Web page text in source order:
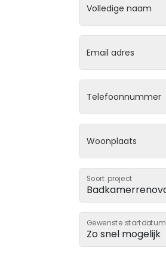
Volledige naam
Email adres
Telefoonnummer
Woonplaats
Soort project
Gewenste startdatum